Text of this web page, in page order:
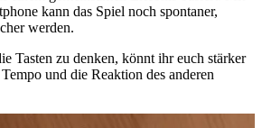
kann das Spiel noch spontaner,
werden.
Tasten zu denken, könnt ihr euch stärker
und die Reaktion des anderen